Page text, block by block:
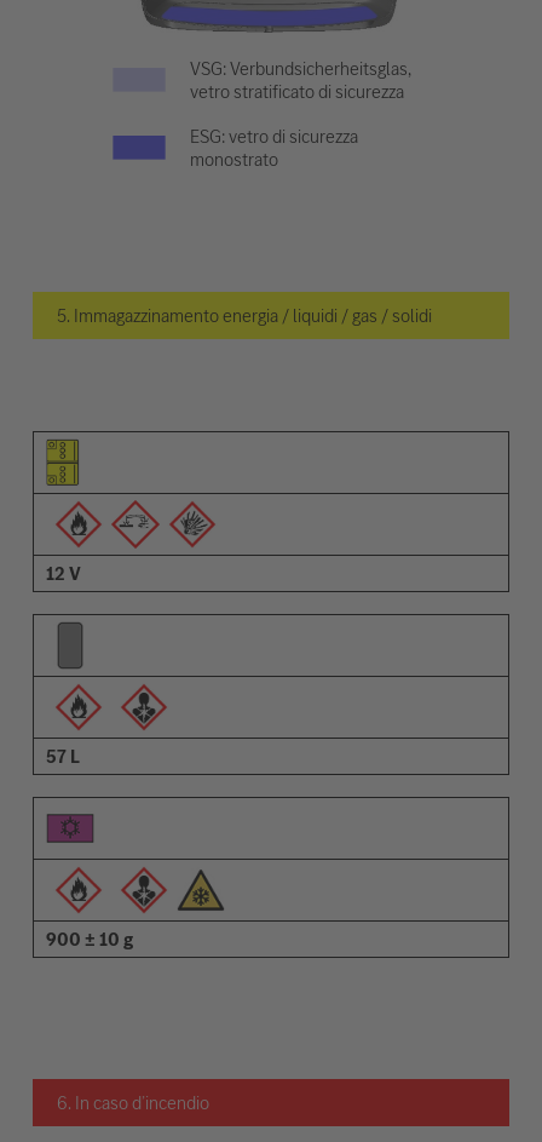
VSG: Verbundsicherheitsglas,
vetro stratificato di sicurezza
ESG: vetro di sicurezza
monostrato
5. Immagazzinamento energia / liquidi / gas / solidi
Pittogramma dell'elemento
Pittogrammi degli avvisi
Descrizione
12 V
57 L
900 ± 10 g
6. In caso d’incendio